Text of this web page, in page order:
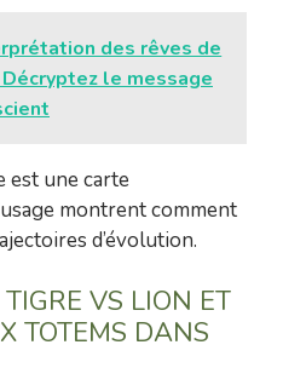
des rêves de
le message
est une carte
montrent comment
d’évolution.
VS LION ET
TOTEMS DANS